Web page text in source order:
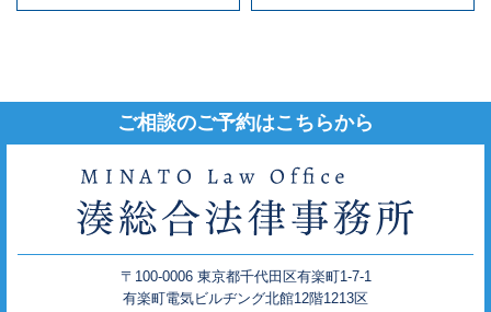
ご相談のご予約はこちらから
〒100-0006 東京都千代田区有楽町1-7-1
有楽町電気ビルヂング北館12階1213区